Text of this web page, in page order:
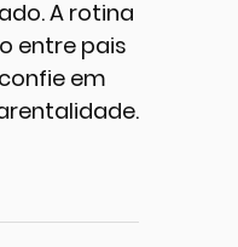
A rotina
entre pais
em